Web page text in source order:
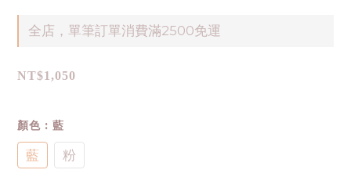
全店，單筆訂單消費滿2500免運
NT$1,050
顏色 : 藍
藍 粉